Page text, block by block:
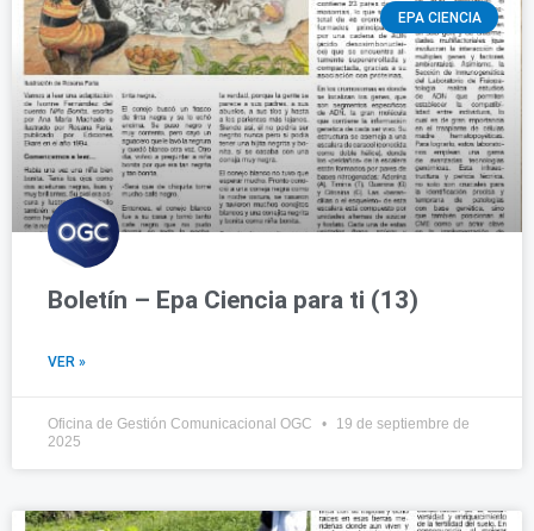
EPA CIENCIA
Boletín – Epa Ciencia para ti (13)
VER »
Oficina de Gestión Comunicacional OGC
19 de septiembre de
2025